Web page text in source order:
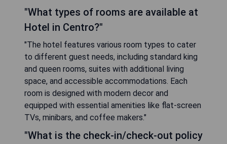
"What types of rooms are available at
Hotel in Centro?"
"The hotel features various room types to cater
to different guest needs, including standard king
and queen rooms, suites with additional living
space, and accessible accommodations. Each
room is designed with modern decor and
equipped with essential amenities like flat-screen
TVs, minibars, and coffee makers."
"What is the check-in/check-out policy